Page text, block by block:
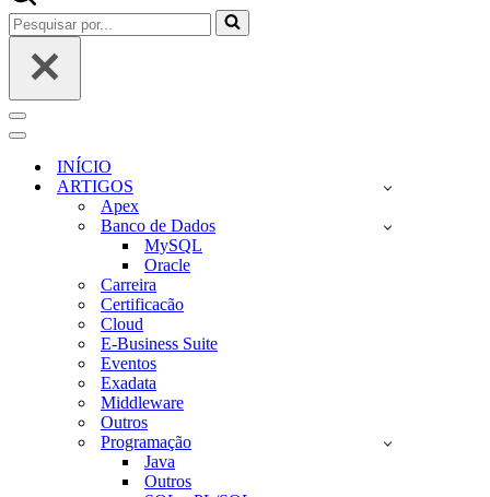
Pesquisar
por...
Menu
de
navegação
Menu
navegaçãoINÍCIO
ARTIGOS
Apex
Banco de Dados
MySQL
Oracle
Carreira
Certificacão
Cloud
E-Business Suite
Eventos
Exadata
Middleware
Outros
Programação
Java
Outros